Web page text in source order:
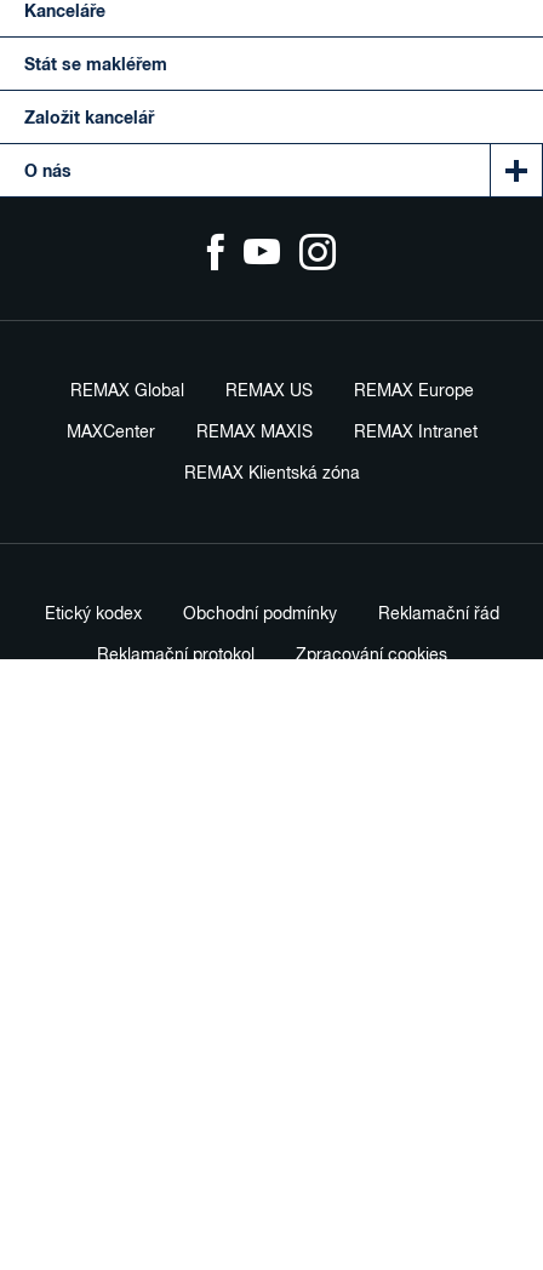
Kanceláře
Stát se makléřem
Založit kancelář
O nás
REMAX Global REMAX US REMAX Europe
MAXCenter REMAX MAXIS REMAX Intranet
REMAX Klientská zóna
Etický kodex Obchodní podmínky Reklamační řád
Reklamační protokol Zpracování cookies